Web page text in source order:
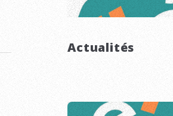
Actualités